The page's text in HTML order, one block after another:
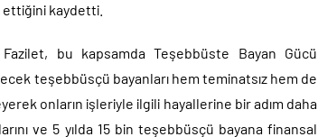
kaydetti.
Fazilet, bu kapsamda Teşebbüste Bayan Gücü
teşebbüsçü bayanları hem teminatsız hem de
onların işleriyle ilgili hayallerine bir adım daha
ve 5 yılda 15 bin teşebbüsçü bayana finansal